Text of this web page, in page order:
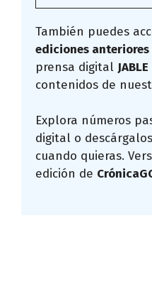
También puedes
ediciones anteriores
prensa digital JABLE
contenidos de
Explora números
digital o
cuando quieras.
edición de